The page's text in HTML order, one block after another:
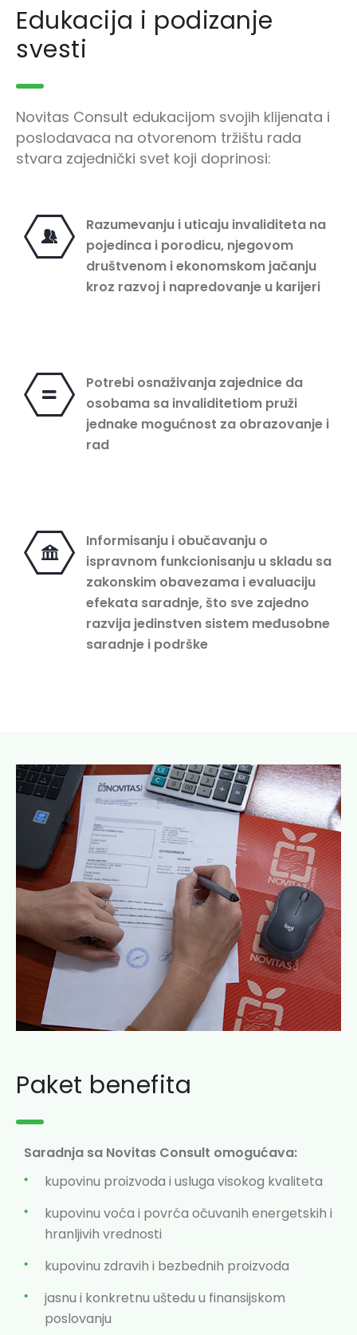
Edukacija i podizanje
svesti
Novitas Consult edukacijom svojih klijenata i
poslodavaca na otvorenom tržištu rada
stvara zajednički svet koji doprinosi:
Razumevanju i uticaju invaliditeta na
pojedinca i porodicu, njegovom
društvenom i ekonomskom jačanju
kroz razvoj i napredovanje u karijeri
Potrebi osnaživanja zajednice da
osobama sa invaliditetiom pruži
jednake mogućnost za obrazovanje i
rad
Informisanju i obučavanju o
ispravnom funkcionisanju u skladu sa
zakonskim obavezama i evaluaciju
efekata saradnje, što sve zajedno
razvija jedinstven sistem međusobne
saradnje i podrške
Paket benefita
Saradnja sa Novitas Consult omogućava:
kupovinu proizvoda i usluga visokog kvaliteta
kupovinu voća i povrća očuvanih energetskih i
hranljivih vrednosti
kupovinu zdravih i bezbednih proizvoda
jasnu i konkretnu uštedu u finansijskom
poslovanju